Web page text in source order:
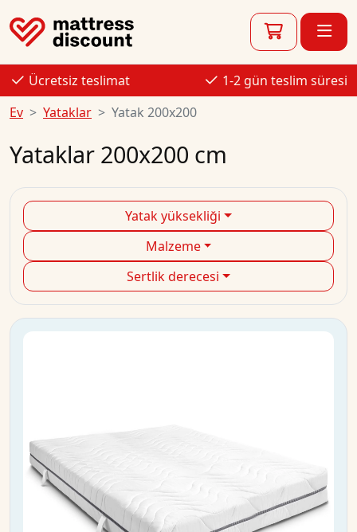
Ücretsiz teslimat
1-2 gün teslim süresi
Ev
Yataklar Yatak 200x200
Yataklar 200x200 cm
Yatak yüksekliği
Malzeme
Sertlik derecesi